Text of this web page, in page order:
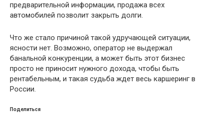
предварительной информации, продажа всех
автомобилей позволит закрыть долги.
Что же стало причиной такой удручающей ситуации,
ясности нет. Возможно, оператор не выдержал
банальной конкуренции, а может быть этот бизнес
просто не приносит нужного дохода, чтобы быть
рентабельным, и такая судьба ждет весь каршеринг в
России.
Поделиться